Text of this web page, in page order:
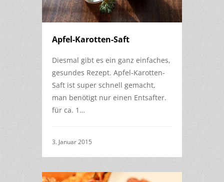
Apfel-Karotten-Saft
Diesmal gibt es ein ganz einfaches,
gesundes Rezept. Apfel-Karotten-
Saft ist super schnell gemacht,
man benötigt nur einen Entsafter.
für ca. 1…
3. Januar 2015